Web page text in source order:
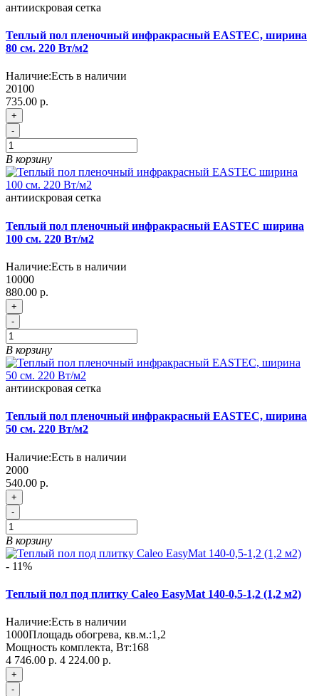
антиискровая сетка
Теплый пол пленочный инфракрасный EASTEC, ширина
80 см. 220 Вт/м2
Наличие:Есть в наличии
20100
735.00 р.
+
-
В корзину
антиискровая сетка
Теплый пол пленочный инфракрасный EASTEC ширина
100 см. 220 Вт/м2
Наличие:Есть в наличии
10000
880.00 р.
+
-
В корзину
антиискровая сетка
Теплый пол пленочный инфракрасный EASTEC, ширина
50 см. 220 Вт/м2
Наличие:Есть в наличии
2000
540.00 р.
+
-
В корзину
- 11%
Теплый пол под плитку Caleo EasyMat 140-0,5-1,2 (1,2 м2)
Наличие:Есть в наличии
1000Площадь обогрева, кв.м.:1,2
Мощность комплекта, Вт:168
4 746.00 р. 4 224.00 р.
+
-